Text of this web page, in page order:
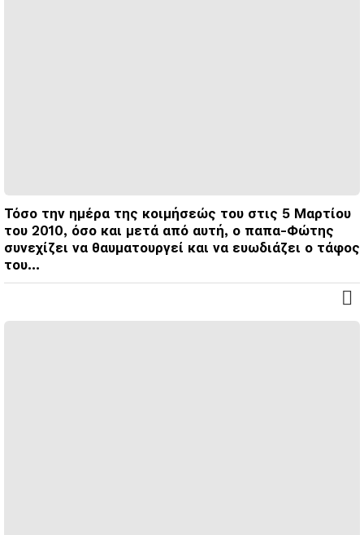
Τόσο την ημέρα της κοιμήσεώς του στις 5 Μαρτίου
του 2010, όσο και μετά από αυτή, ο παπα-Φώτης
συνεχίζει να θαυματουργεί και να ευωδιάζει ο τάφος
του…